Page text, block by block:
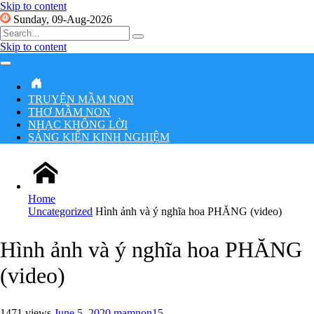
Skip to content
Sunday, 09-Aug-2026
Search
for:
Skip to content
Main
Navigation
TRUYỆN MẦM NON
THƠ MẦM NON
NHẠC KHÔNG LỜI
SÁNG KIẾN KINH NGHIỆM
Home
Uncategorized Hình ảnh và ý nghĩa hoa PHĂNG (video)
Hình ảnh và ý nghĩa hoa PHĂNG
(video)